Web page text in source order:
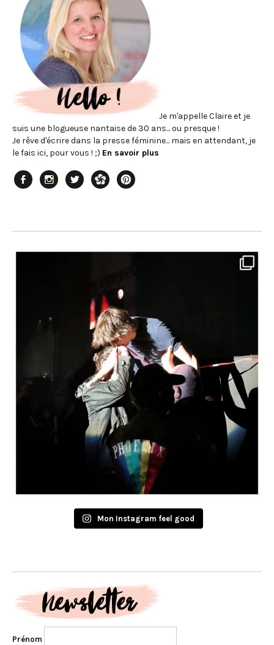
Je m'appelle Claire et je
suis une blogueuse nantaise de 30 ans... ou presque !
Je rêve d'écrire dans la presse féminine... mais en attendant, je
le fais ici, pour vous ! ;) En savoir plus
Mon Instagram feel good
Prénom